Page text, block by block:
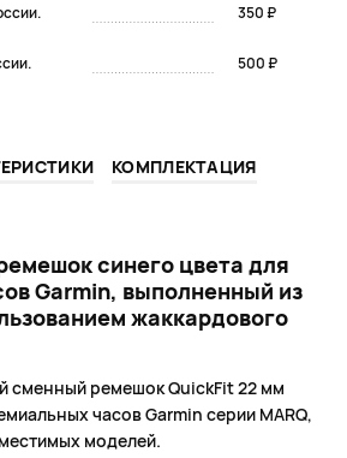
350 ₽
500 ₽
КОМПЛЕКТАЦИЯ
синего цвета для
Garmin, выполненный из
жаккардового
сменный ремешок QuickFit 22 мм
часов Garmin серии MARQ,
моделей.